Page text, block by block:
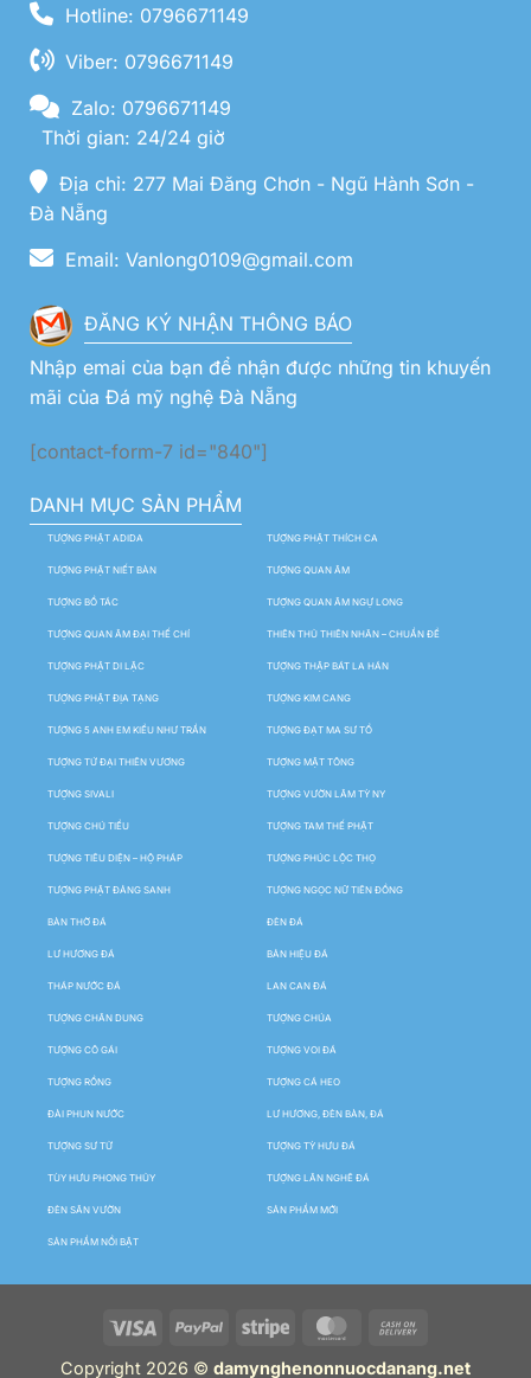
Hotline: 0796671149
Viber: 0796671149
Zalo: 0796671149
Thời gian: 24/24 giờ
Địa chỉ: 277 Mai Đăng Chơn - Ngũ Hành Sơn -
Đà Nẵng
Email: Vanlong0109@gmail.com
ĐĂNG KÝ NHẬN THÔNG BÁO
Nhập emai của bạn để nhận được những tin khuyến
mãi của Đá mỹ nghệ Đà Nẵng
[contact-form-7 id="840"]
DANH MỤC SẢN PHẨM
TƯỢNG PHẬT ADIDA TƯỢNG PHẬT THÍCH CA
TƯỢNG PHẬT NIẾT BÀN TƯỢNG QUAN ÂM
TƯỢNG BỒ TÁC TƯỢNG QUAN ÂM NGỰ LONG
TƯỢNG QUAN ÂM ĐẠI THẾ CHÍ THIÊN THỦ THIÊN NHÃN – CHUẨN ĐỀ
TƯỢNG PHẬT DI LẶC TƯỢNG THẬP BÁT LA HÁN
TƯỢNG PHẬT ĐỊA TẠNG TƯỢNG KIM CANG
TƯỢNG 5 ANH EM KIỀU NHƯ TRẦN TƯỢNG ĐẠT MA SƯ TỔ
TƯỢNG TỨ ĐẠI THIÊN VƯƠNG TƯỢNG MẬT TÔNG
TƯỢNG SIVALI TƯỢNG VƯỜN LÂM TỲ NY
TƯỢNG CHÚ TIỂU TƯỢNG TAM THẾ PHẬT
TƯỢNG TIÊU DIỆN – HỘ PHÁP TƯỢNG PHÚC LỘC THỌ
TƯỢNG PHẬT ĐẢNG SANH TƯỢNG NGỌC NỮ TIÊN ĐỒNG
BÀN THỜ ĐÁ ĐÈN ĐÁ
LƯ HƯƠNG ĐÁ BẢN HIỆU ĐÁ
THÁP NƯỚC ĐÁ LAN CAN ĐÁ
TƯỢNG CHÂN DUNG TƯỢNG CHÚA
TƯỢNG CÔ GÁI TƯỢNG VOI ĐÁ
TƯỢNG RỒNG TƯỢNG CÁ HEO
ĐÀI PHUN NƯỚC LƯ HƯƠNG, ĐÈN BÀN, ĐÁ
TƯỢNG SƯ TỬ TƯỢNG TỲ HƯU ĐÁ
TÙY HƯU PHONG THỦY TƯỢNG LÂN NGHÊ ĐÁ
ĐÈN SÂN VƯỜN SẢN PHẨM MỚI
SẢN PHẨM NỔI BẬT
Copyright 2026 © damynghenonnuocdanang.net